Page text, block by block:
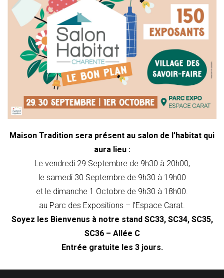
Maison Tradition sera présent au salon de l’habitat qui
aura lieu :
Le vendredi 29 Septembre de 9h30 à 20h00,
le samedi 30 Septembre de 9h30 à 19h00
et le dimanche 1 Octobre de 9h30 à 18h00.
au Parc des Expositions – l’Espace Carat.
Soyez les Bienvenus à notre stand SC33, SC34, SC35,
SC36 – Allée C
Entrée gratuite les 3 jours.